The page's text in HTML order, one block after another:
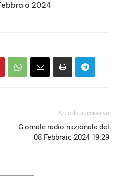
2024
Articolo successivo
Giornale radio nazionale del
08 Febbraio 2024 19:29